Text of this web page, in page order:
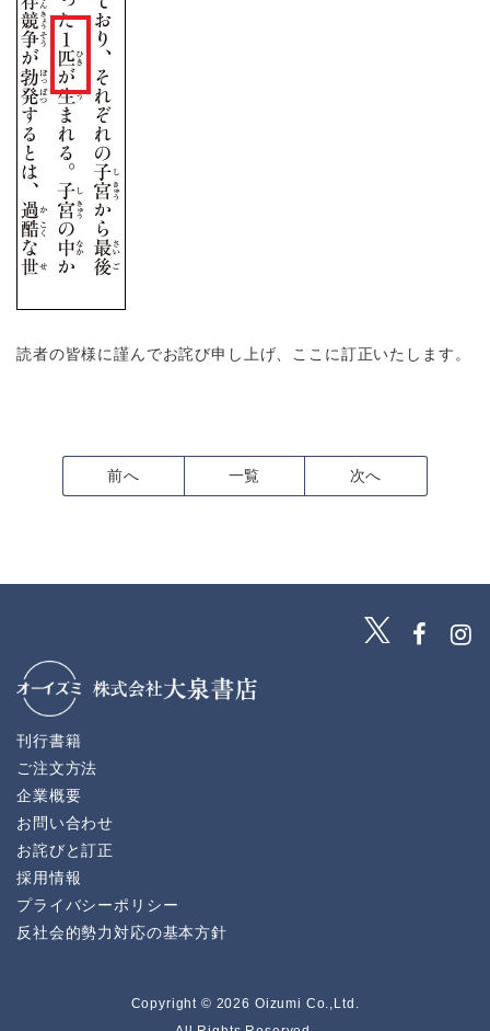
読者の皆様に謹んでお詫び申し上げ、ここに訂正いたします。
前へ 一覧 次へ
刊行書籍
ご注文方法
企業概要
お問い合わせ
お詫びと訂正
採用情報
プライバシーポリシー
反社会的勢力対応の基本方針
Copyright © 2026 Oizumi Co.,Ltd.